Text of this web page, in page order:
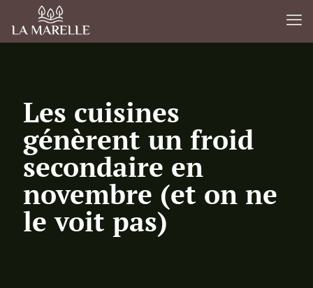
Les cuisines
génèrent un froid
secondaire en
novembre (et on ne
le voit pas)